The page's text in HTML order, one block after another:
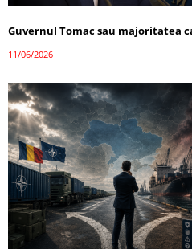
Guvernul Tomac sau majoritatea
11/06/2026